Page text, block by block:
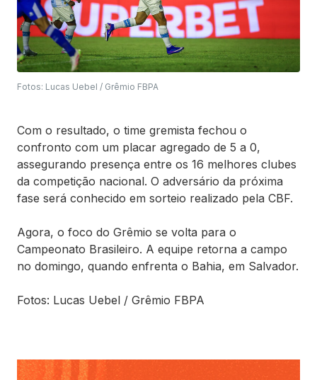
Fotos: Lucas Uebel / Grêmio FBPA
Com o resultado, o time gremista fechou o
confronto com um placar agregado de 5 a 0,
assegurando presença entre os 16 melhores clubes
da competição nacional. O adversário da próxima
fase será conhecido em sorteio realizado pela CBF.
Agora, o foco do Grêmio se volta para o
Campeonato Brasileiro. A equipe retorna a campo
no domingo, quando enfrenta o Bahia, em Salvador.
Fotos: Lucas Uebel / Grêmio FBPA